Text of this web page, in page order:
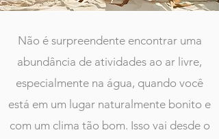
Não é surpreendente encontrar uma
abundância de atividades ao ar livre,
especialmente na água, quando você
está em um lugar naturalmente bonito e
com um clima tão bom. Isso vai desde o